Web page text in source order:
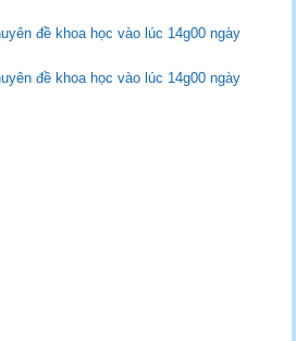
đề khoa học vào lúc 14g00 ngày
đề khoa học vào lúc 14g00 ngày